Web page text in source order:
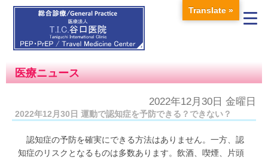
医療ニュース
2022年12月30日 金曜日
2022年12月30日 運動で認知症を予防できる？できない？
認知症の予防を確実にできる方法はありません。一方、認
知症のリスクとなるものは多数あります。飲酒、喫煙、片頭
Translate »